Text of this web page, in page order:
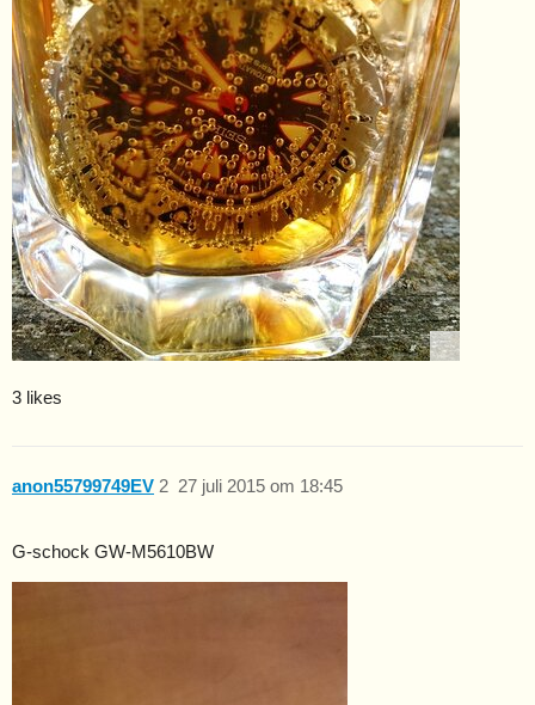
3 likes
anon55799749EV 27 juli 2015 om 18:45
2
G-schock GW-M5610BW